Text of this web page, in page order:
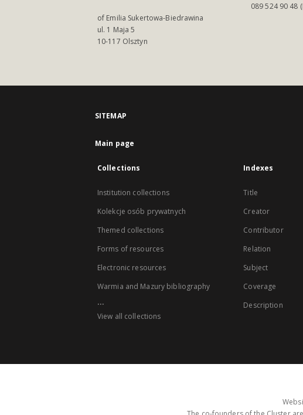
of Emilia Sukertowa-Biedrawina
ul. 1 Maja 5
10-117 Olsztyn
089 524 90 48
SITEMAP
Main page
Collections
Institution collections
Kolekcje osób prywatnych
Themed collections
Forms of resources
Electronic resources
Warmia and Mazury bibliography
...
View all collections
Indexes
Title
Creator
Contributor
Relation
Subject
Coverage
Description